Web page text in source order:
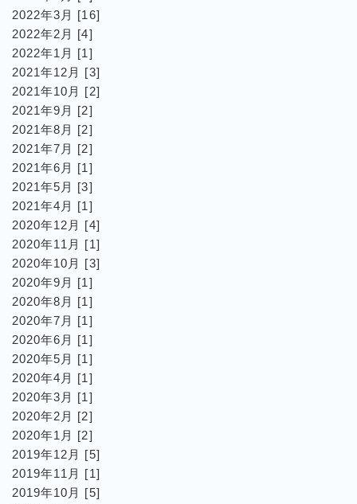
2022年3月 [16]
2022年2月 [4]
2022年1月 [1]
2021年12月 [3]
2021年10月 [2]
2021年9月 [2]
2021年8月 [2]
2021年7月 [2]
2021年6月 [1]
2021年5月 [3]
2021年4月 [1]
2020年12月 [4]
2020年11月 [1]
2020年10月 [3]
2020年9月 [1]
2020年8月 [1]
2020年7月 [1]
2020年6月 [1]
2020年5月 [1]
2020年4月 [1]
2020年3月 [1]
2020年2月 [2]
2020年1月 [2]
2019年12月 [5]
2019年11月 [1]
2019年10月 [5]